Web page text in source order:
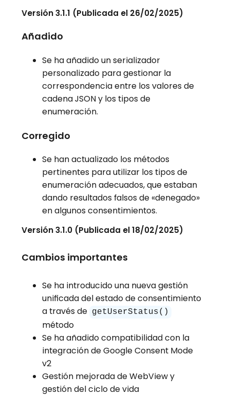
Versión 3.1.1 (Publicada el 26/02/2025)
Añadido
Se ha añadido un serializador
personalizado para gestionar la
correspondencia entre los valores de
cadena JSON y los tipos de
enumeración.
Corregido
Se han actualizado los métodos
pertinentes para utilizar los tipos de
enumeración adecuados, que estaban
dando resultados falsos de «denegado»
en algunos consentimientos.
Versión 3.1.0 (Publicada el 18/02/2025)
Cambios importantes
Se ha introducido una nueva gestión
unificada del estado de consentimiento
a través de getUserStatus()
método
Se ha añadido compatibilidad con la
integración de Google Consent Mode
v2
Gestión mejorada de WebView y
gestión del ciclo de vida